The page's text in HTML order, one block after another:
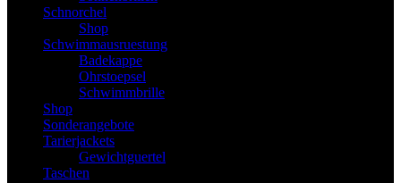
Schnorchel
Shop
Schwimmausruestung
Badekappe
Ohrstoepsel
Schwimmbrille
Shop
Sonderangebote
Tarierjackets
Gewichtguertel
Taschen